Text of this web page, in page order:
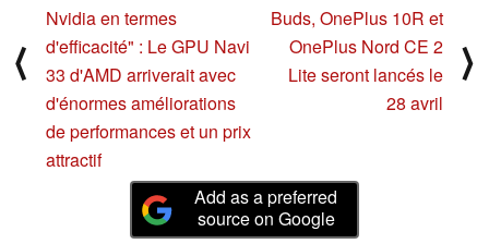
⟨
Nvidia en termes
d'efficacité" : Le GPU Navi
33 d'AMD arriverait avec
d'énormes améliorations
de performances et un prix
attractif
Buds, OnePlus 10R et
OnePlus Nord CE 2
Lite seront lancés le
28 avril
⟩
Add as a preferred
source on Google